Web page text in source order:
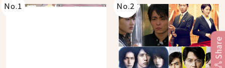
No.1 No.2
Share